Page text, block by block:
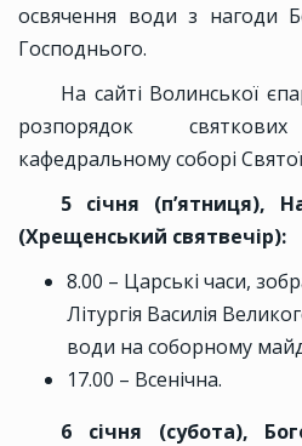
освячення води з нагоди
Господнього.
На сайті Волинської
розпорядок
кафедральному соборі
5 січня (п’ятниця),
(Хрещенський святвечір):
8.00 – Царські часи,
Літургія Василія
води на соборному
17.00 – Всенічна.
6 січня (субота),